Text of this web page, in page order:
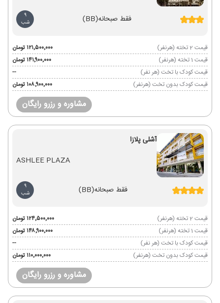
فقط صبحانه(BB)
9
شب
قیمت 2 تخته (هرنفر)
۱۲۱٬۵۰۰٬۰۰۰ تومان
قیمت 1 تخته (هرنفر)
۱۴۱٬۹۰۰٬۰۰۰ تومان
قیمت کودک با تخت (هر نفر)
--
قیمت کودک بدون تخت (هرنفر)
۱۰۸٬۹۰۰٬۰۰۰ تومان
مشاوره و رزرو رایگان
آشلی پلازا
ASHLEE PLAZA
فقط صبحانه(BB)
9
شب
قیمت 2 تخته (هرنفر)
۱۲۴٬۵۰۰٬۰۰۰ تومان
قیمت 1 تخته (هرنفر)
۱۴۸٬۹۰۰٬۰۰۰ تومان
قیمت کودک با تخت (هر نفر)
--
قیمت کودک بدون تخت (هرنفر)
۱۱۰٬۰۰۰٬۰۰۰ تومان
مشاوره و رزرو رایگان